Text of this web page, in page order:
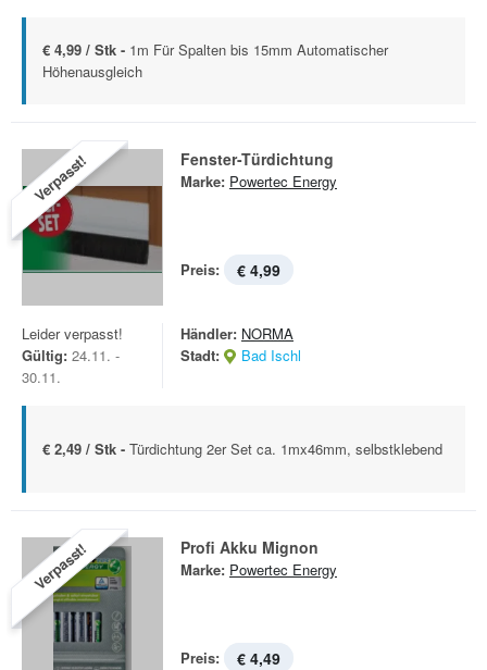
€ 4,99 / Stk - 1m Für Spalten bis 15mm Automatischer
Höhenausgleich
Verpasst! Fenster-Türdichtung
Marke: Powertec Energy
Preis: € 4,99
Leider verpasst!
Gültig: 24.11. -
30.11.
Händler: NORMA
Stadt:
Bad Ischl
€ 2,49 / Stk - Türdichtung 2er Set ca. 1mx46mm, selbstklebend
Verpasst! Profi Akku Mignon
Marke: Powertec Energy
Preis: € 4,49